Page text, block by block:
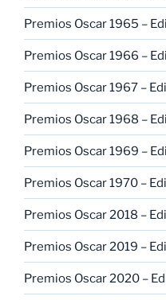
Premios Oscar 1965 –
Premios Oscar 1966 –
Premios Oscar 1967 –
Premios Oscar 1968 –
Premios Oscar 1969 –
Premios Oscar 1970 –
Premios Oscar 2018 –
Premios Oscar 2019 –
Premios Oscar 2020 –